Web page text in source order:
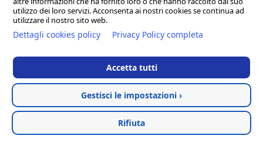
Filtra risultati
Via dell'Artigianato, 1 62018 Porto Potenza Picena (MC) - PIVA
02045320435 - PEC pellegrini.mara@pec.it
Vendita abbigliamento
Privacy
Policy
Cookie
Termini &
utilizzo dei loro servizi. Acconsenta ai nostri cookies se continua ad
utilizzare il nostro sito web.
Dettagli cookies policy Privacy Policy completa
Accetta tutti
Gestisci le impostazioni ›
Rifiuta